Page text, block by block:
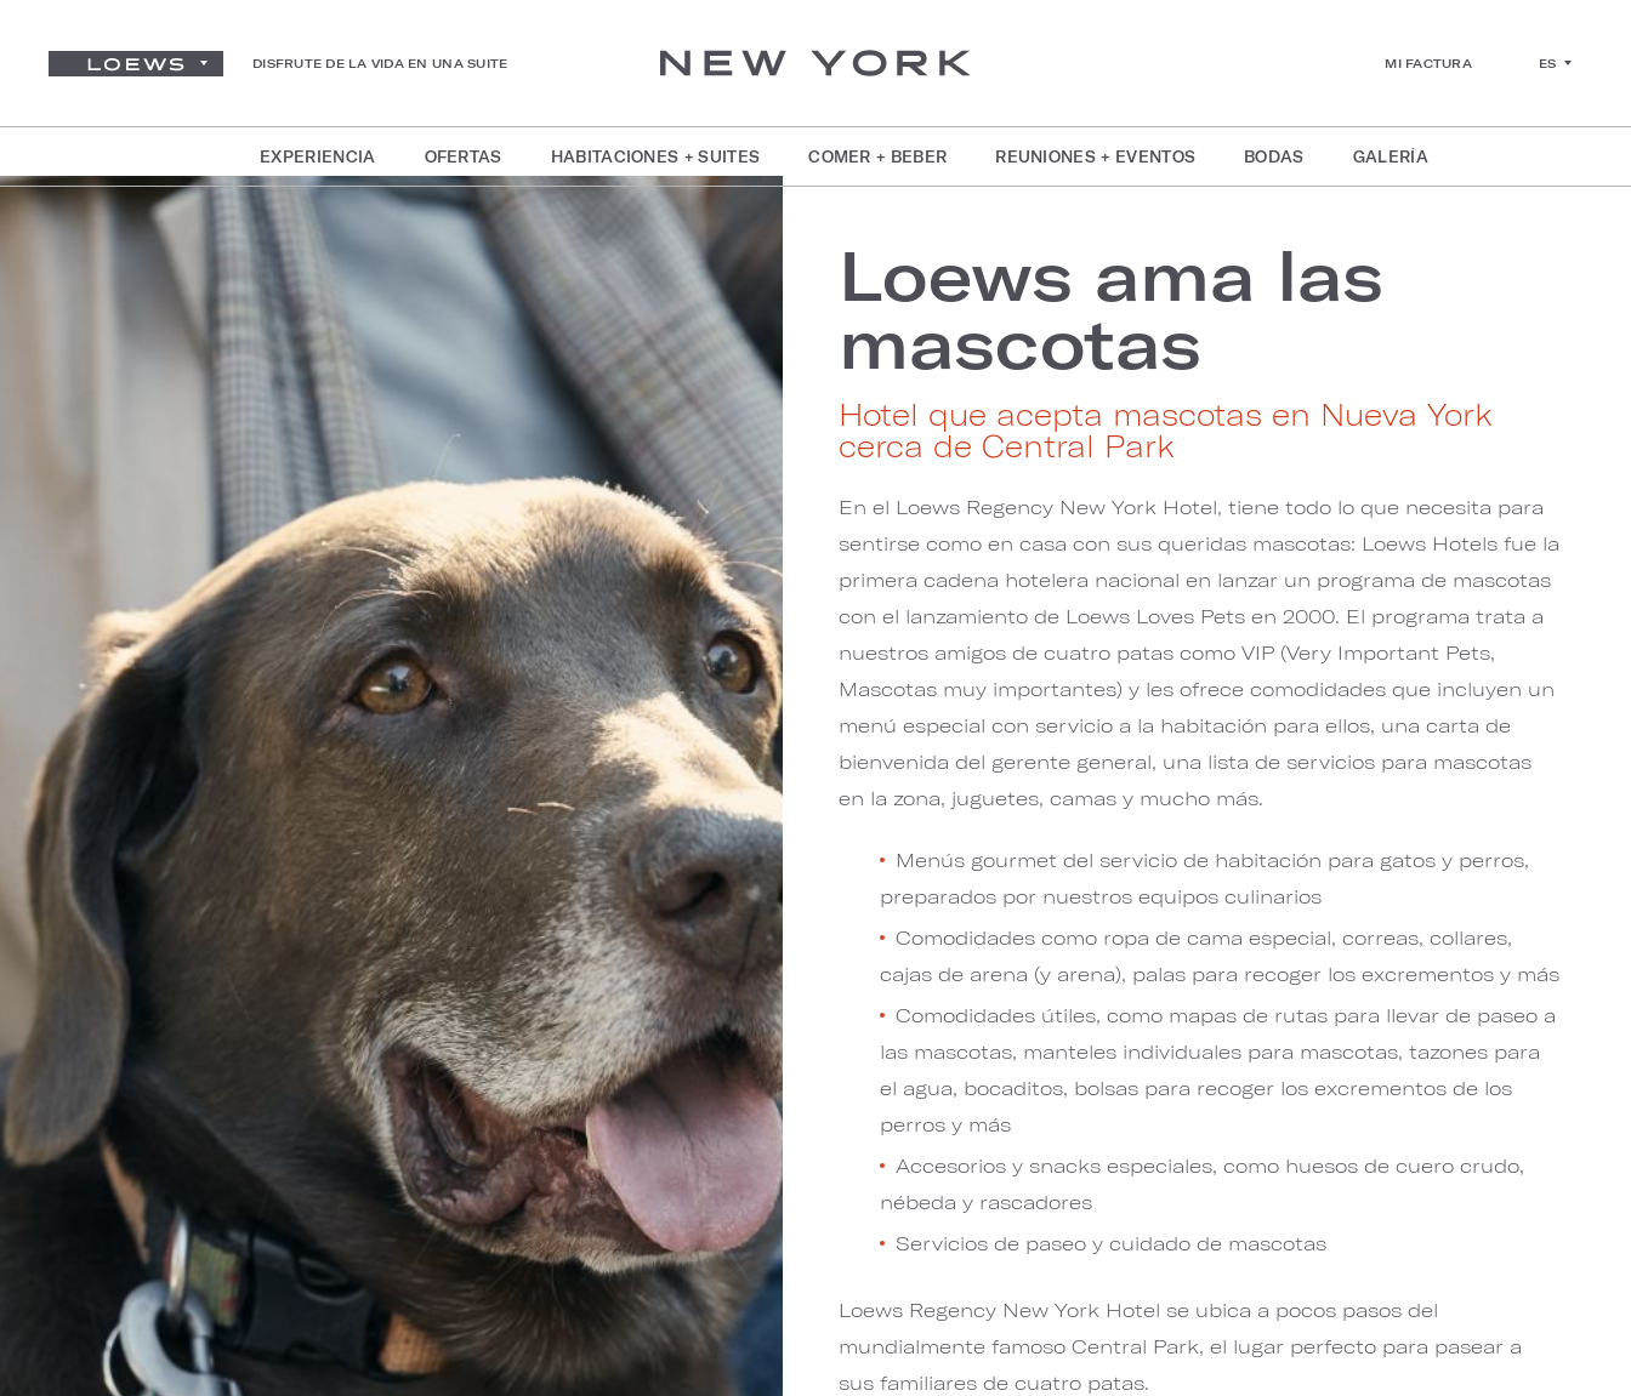
DISFRUTE DE LA VIDA EN UNA SUITE MI FACTURA ES
EXPERIENCIA OFERTAS HABITACIONES + SUITES COMER + BEBER REUNIONES + EVENTOS BODAS GALERÍA
Loews ama las
mascotas
Hotel que acepta mascotas en Nueva York
cerca de Central Park
En el Loews Regency New York Hotel, tiene todo lo que necesita para
sentirse como en casa con sus queridas mascotas: Loews Hotels fue la
primera cadena hotelera nacional en lanzar un programa de mascotas
con el lanzamiento de Loews Loves Pets en 2000. El programa trata a
nuestros amigos de cuatro patas como VIP (Very Important Pets,
Mascotas muy importantes) y les ofrece comodidades que incluyen un
menú especial con servicio a la habitación para ellos, una carta de
bienvenida del gerente general, una lista de servicios para mascotas
en la zona, juguetes, camas y mucho más.
Menús gourmet del servicio de habitación para gatos y perros,
preparados por nuestros equipos culinarios
Comodidades como ropa de cama especial, correas, collares,
cajas de arena (y arena), palas para recoger los excrementos y más
Comodidades útiles, como mapas de rutas para llevar de paseo a
las mascotas, manteles individuales para mascotas, tazones para
el agua, bocaditos, bolsas para recoger los excrementos de los
perros y más
Accesorios y snacks especiales, como huesos de cuero crudo,
nébeda y rascadores
Servicios de paseo y cuidado de mascotas
Loews Regency New York Hotel se ubica a pocos pasos del
mundialmente famoso Central Park, el lugar perfecto para pasear a
sus familiares de cuatro patas.